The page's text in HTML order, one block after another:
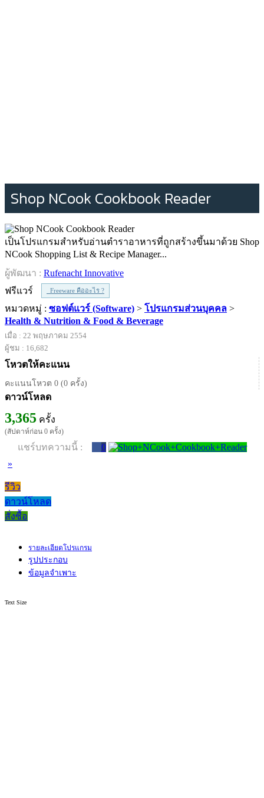
Shop NCook Cookbook Reader
เป็นโปรแกรมสำหรับอ่านตำราอาหารที่ถูกสร้างขึ้นมาด้วย Shop
NCook Shopping List & Recipe Manager...
ผู้พัฒนา : Rufenacht Innovative
ฟรีแวร์
Freeware คืออะไร ?
หมวดหมู่ : ซอฟต์แวร์ (Software) > โปรแกรมส่วนบุคคล >
Health & Nutrition & Food & Beverage
เมื่อ : 22 พฤษภาคม 2554
ผู้ชม : 16,682
โหวตให้คะแนน
คะแนนโหวต 0 (0 ครั้ง)
ดาวน์โหลด
3,365 ครั้ง
(สัปดาห์ก่อน 0 ครั้ง)
แชร์บทความนี้ :
0
»
รีวิว
ดาวน์โหลด
สั่งซื้อ
รายละเอียดโปรแกรม
รูปประกอบ
ข้อมูลจำเพาะ
Text Size